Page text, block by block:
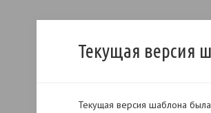
Текущая версия
Текущая версия шаблона